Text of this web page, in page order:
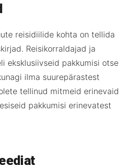
reisidiilide kohta on tellida
Reisikorraldajad ja
eksklusiivseid pakkumisi otse
ilma suurepärastest
tellinud mitmeid erinevaid
pakkumisi erinevatest